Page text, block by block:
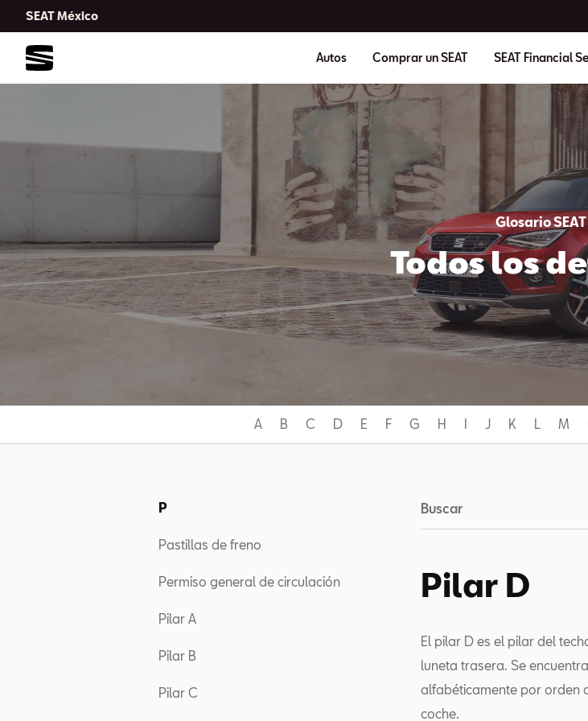
SEAT México
Autos Comprar un SEAT SEAT Financial
Glosario SEAT
Todos los
A B C D E F G H I J K L M
P
Pastillas de freno
Permiso general de circulación
Pilar A
Pilar B
Pilar C
Buscar
Pilar D
El pilar D es el pilar del
luneta trasera. Se
alfabéticamente por orden
coche.